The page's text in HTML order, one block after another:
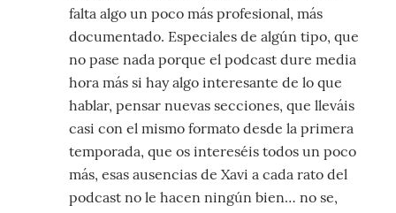
falta algo un poco más profesional, más
documentado. Especiales de algún tipo, que
no pase nada porque el podcast dure media
hora más si hay algo interesante de lo que
hablar, pensar nuevas secciones, que lleváis
casi con el mismo formato desde la primera
temporada, que os intereséis todos un poco
más, esas ausencias de Xavi a cada rato del
podcast no le hacen ningún bien… no se,